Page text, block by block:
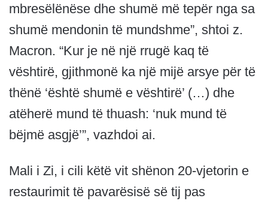
mbresëlënëse dhe shumë më tepër nga sa
shumë mendonin të mundshme”, shtoi z.
Macron. “Kur je në një rrugë kaq të
vështirë, gjithmonë ka një mijë arsye për të
thënë ‘është shumë e vështirë’ (…) dhe
atëherë mund të thuash: ‘nuk mund të
bëjmë asgjë’”, vazhdoi ai.
Mali i Zi, i cili këtë vit shënon 20-vjetorin e
restaurimit të pavarësisë së tij pas